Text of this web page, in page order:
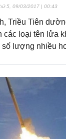
5, 09/03/2017 | 00:43
Triều Tiên
các loại tên lửa
lượng nhiều